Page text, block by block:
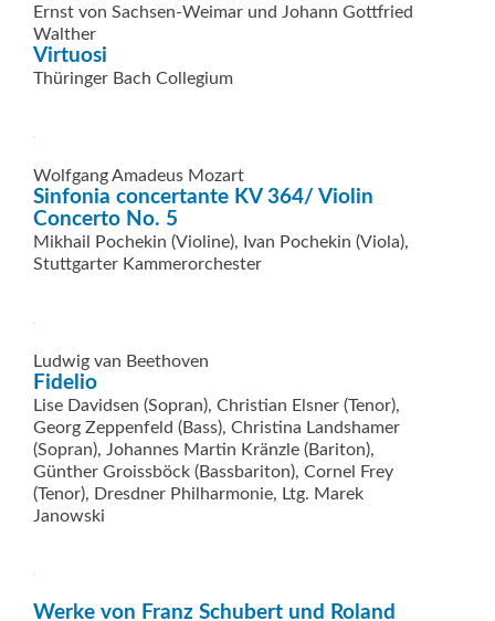
Ernst von Sachsen-Weimar und Johann Gottfried
Walther
Virtuosi
Thüringer Bach Collegium
Wolfgang Amadeus Mozart
Sinfonia concertante KV 364/ Violin
Concerto No. 5
Mikhail Pochekin (Violine), Ivan ­Pochekin (Viola),
Stuttgarter ­Kammerorchester
Ludwig van Beethoven
Fidelio
Lise Davidsen (Sopran), Christian Elsner (Tenor),
Georg Zeppenfeld (Bass), Christina Landshamer
(Sopran), Johannes Martin Kränzle (Bariton),
Günther Groissböck (Bassbariton), Cornel Frey
(Tenor), Dresdner Philharmonie, Ltg. Marek
Janowski
Werke von Franz Schubert und Roland